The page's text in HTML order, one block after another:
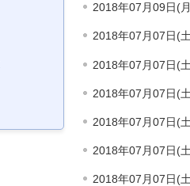
2018年07月09日(
2018年07月07日(
2018年07月07日(
2018年07月07日(
2018年07月07日(
2018年07月07日(
2018年07月07日(